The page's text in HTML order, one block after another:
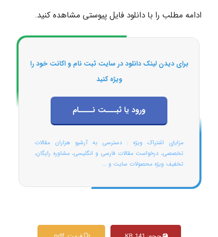
ادامه مطلب را با دانلود فایل پیوستی مشاهده کنید.
برای دیدن لینک دانلود در سایت ثبت نام و اکانت خود را
ویژه کنید
ورود یا ثبـــت نــــام
مزایای اشتراک ویژه : دسترسی به آرشیو هزاران مقالات
تخصصی، درخواست مقالات فارسی و انگلیسی، مشاوره رایگان،
تخفیف ویژه محصولات سایت و ...